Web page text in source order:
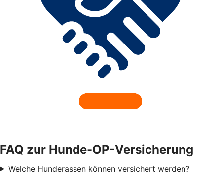
FAQ zur Hunde-OP-Versicherung
Welche Hunderassen können versichert werden?